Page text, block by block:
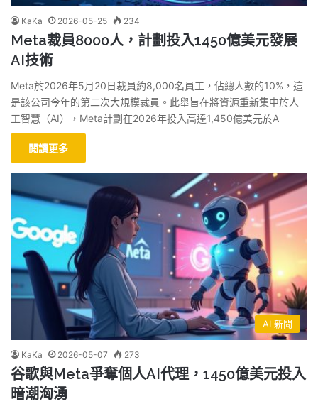
KaKa 2026-05-25 234
Meta裁員8000人，計劃投入1450億美元發展
AI技術
Meta於2026年5月20日裁員約8,000名員工，佔總人數的10%，這
是該公司今年的第二次大規模裁員。此舉旨在將資源重新集中於人
工智慧（AI），Meta計劃在2026年投入高達1,450億美元於A
閱讀更多
AI 新聞
KaKa 2026-05-07 273
谷歌與Meta爭奪個人AI代理，1450億美元投入
暗潮洶湧